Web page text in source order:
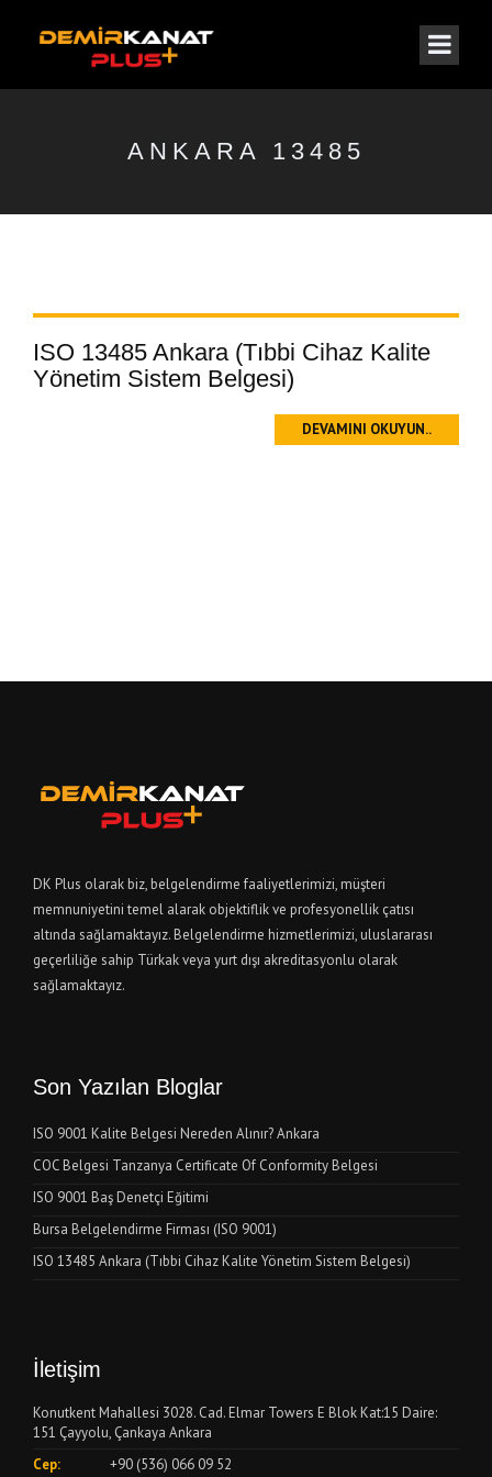
ANKARA 13485
ISO 13485 Ankara (Tıbbi Cihaz Kalite
Yönetim Sistem Belgesi)
DEVAMINI OKUYUN..
DK Plus olarak biz, belgelendirme faaliyetlerimizi, müşteri
memnuniyetini temel alarak objektiflik ve profesyonellik çatısı
altında sağlamaktayız. Belgelendirme hizmetlerimizi, uluslararası
geçerliliğe sahip Türkak veya yurt dışı akreditasyonlu olarak
sağlamaktayız.
Son Yazılan Bloglar
ISO 9001 Kalite Belgesi Nereden Alınır? Ankara
COC Belgesi Tanzanya Certificate Of Conformity Belgesi
ISO 9001 Baş Denetçi Eğitimi
Bursa Belgelendirme Firması (ISO 9001)
ISO 13485 Ankara (Tıbbi Cihaz Kalite Yönetim Sistem Belgesi)
İletişim
Konutkent Mahallesi 3028. Cad. Elmar Towers E Blok Kat:15 Daire:
151 Çayyolu, Çankaya Ankara
Cep:
+90 (536) 066 09 52